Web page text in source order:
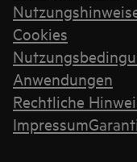
Cookies
Anwendungen
Rechtliche
Impressum